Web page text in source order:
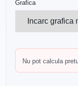
Grafica
Nu pot calcula